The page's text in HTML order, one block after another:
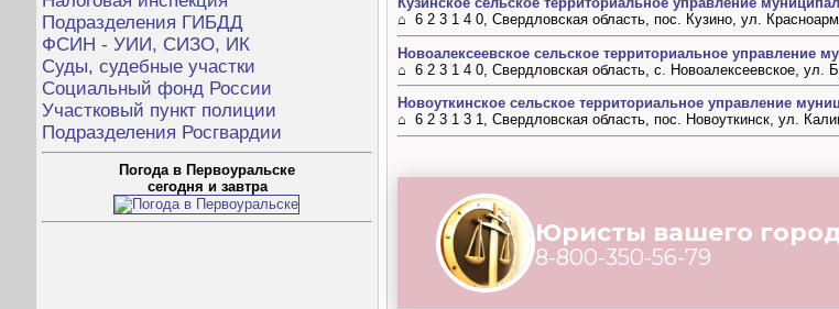
Подразделения ГИБДД
ФСИН - УИИ, СИЗО, ИК
Суды, судебные участки
Социальный фонд России
Участковый пункт полиции
Подразделения Росгвардии
Погода в Первоуральске
сегодня и завтра
⌂ 6 2 3 1 4 0, Свердловская область, пос. Кузино, ул.
Новоалексеевское сельское территориальное управление
⌂ 6 2 3 1 4 0, Свердловская область, с. Новоалексеевское, ул.
Новоуткинское сельское территориальное управление
⌂ 6 2 3 1 3 1, Свердловская область, пос. Новоуткинск, ул.